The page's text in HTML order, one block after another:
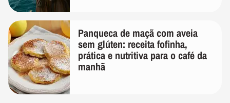
Panqueca de maçã com aveia
sem glúten: receita fofinha,
prática e nutritiva para o café da
manhã